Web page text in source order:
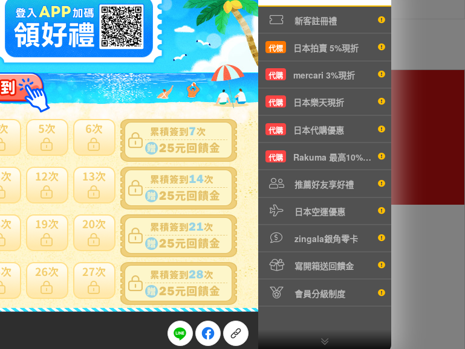
新客註冊禮
代標 日本拍賣 5%現折
代購 mercari 3%現折
代購 日本樂天現折
代購 日本代購優惠
代購 Rakuma 最高10%現折
推薦好友享好禮
日本空運優惠
zingala銀角零卡
寫開箱送回饋金
會員分級制度
映流程
送 。貼心提醒：商品外箱三邊總合低於75cm以下，使用空運會較划算。
能異常...等
答
さい。